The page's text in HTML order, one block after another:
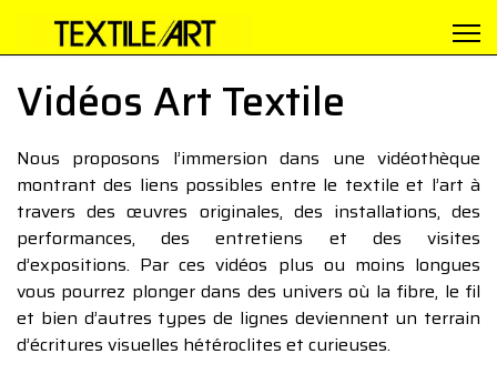
Vidéos Art Textile
Nous proposons l’immersion dans une vidéothèque
montrant des liens possibles entre le textile et l’art à
travers des œuvres originales, des installations, des
performances, des entretiens et des visites
d’expositions. Par ces vidéos plus ou moins longues
vous pourrez plonger dans des univers où la fibre, le fil
et bien d’autres types de lignes deviennent un terrain
d’écritures visuelles hétéroclites et curieuses.